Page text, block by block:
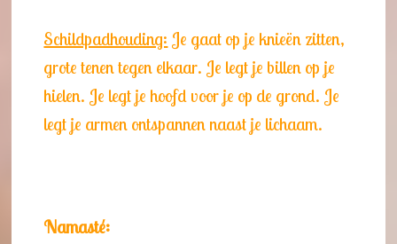
Schildpadhouding: Je gaat op je knieën zitten,
grote tenen tegen elkaar. Je legt je billen op je
hielen. Je legt je hoofd voor je op de grond. Je
legt je armen ontspannen naast je lichaam.
Namasté: